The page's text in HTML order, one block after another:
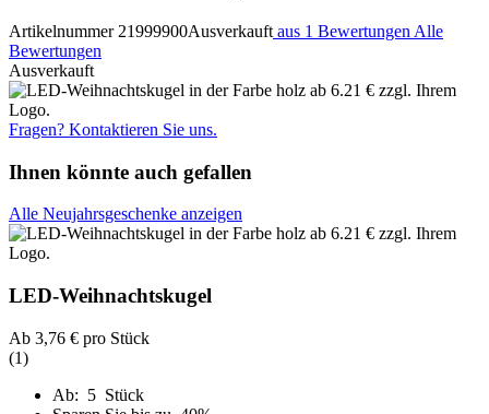
Artikelnummer 21999900Ausverkauft aus 1 Bewertungen Alle
Bewertungen
Ausverkauft
Fragen? Kontaktieren Sie uns.
Ihnen könnte auch gefallen
Alle Neujahrsgeschenke anzeigen
LED-Weihnachtskugel
Ab 3,76 € pro Stück
(1)
Ab: 5 Stück